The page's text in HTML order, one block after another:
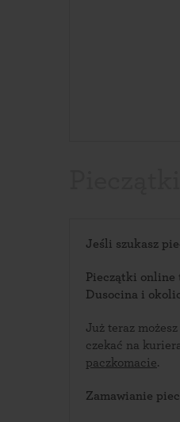
Jeśli szukasz
Pieczątki online
Dusocina i
Już teraz
czekać
paczkomacie.
Zamawianie